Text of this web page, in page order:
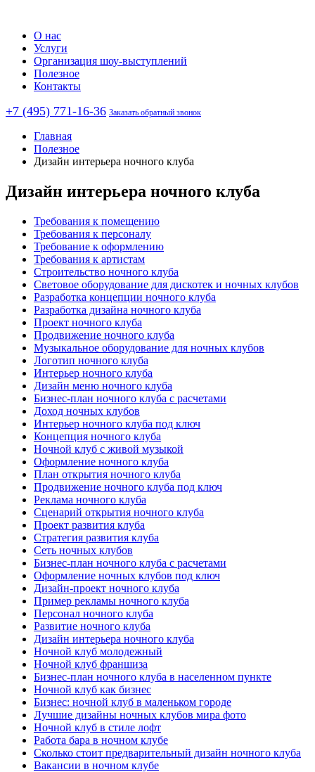
О нас
Услуги
Организация шоу-выступлений
Полезное
Контакты
+7 (495) 771-16-36 Заказать обратный звонок
Главная
Полезное
Дизайн интерьера ночного клуба
Дизайн интерьера ночного клуба
Требования к помещению
Требования к персоналу
Требование к оформлению
Требования к артистам
Строительство ночного клуба
Световое оборудование для дискотек и ночных клубов
Разработка концепции ночного клуба
Разработка дизайна ночного клуба
Проект ночного клуба
Продвижение ночного клуба
Музыкальное оборудование для ночных клубов
Логотип ночного клуба
Интерьер ночного клуба
Дизайн меню ночного клуба
Бизнес-план ночного клуба с расчетами
Доход ночных клубов
Интерьер ночного клуба под ключ
Концепция ночного клуба
Ночной клуб с живой музыкой
Оформление ночного клуба
План открытия ночного клуба
Продвижение ночного клуба под ключ
Реклама ночного клуба
Сценарий открытия ночного клуба
Проект развития клуба
Стратегия развития клуба
Сеть ночных клубов
Бизнес-план ночного клуба с расчетами
Оформление ночных клубов под ключ
Дизайн-проект ночного клуба
Пример рекламы ночного клуба
Персонал ночного клуба
Развитие ночного клуба
Дизайн интерьера ночного клуба
Ночной клуб молодежный
Ночной клуб франшиза
Бизнес-план ночного клуба в населенном пункте
Ночной клуб как бизнес
Бизнес: ночной клуб в маленьком городе
Лучшие дизайны ночных клубов мира фото
Ночной клуб в стиле лофт
Работа бара в ночном клубе
Сколько стоит предварительный дизайн ночного клуба
Вакансии в ночном клубе